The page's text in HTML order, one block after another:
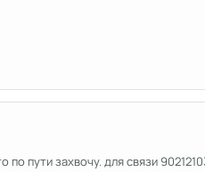
пути захвочу. для связи